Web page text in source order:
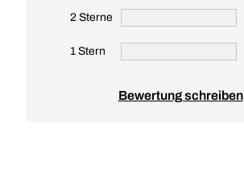
2 Sterne
1 Stern
Bewertung schreiben